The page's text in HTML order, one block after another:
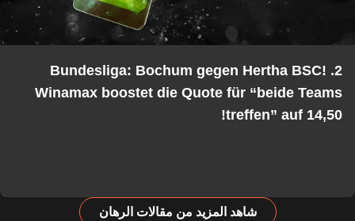
2. Bundesliga: Bochum gegen Hertha BSC!
Winamax boostet die Quote für “beide Teams
treffen” auf 14,50!
شاهد المزيد من مقالات الرهان